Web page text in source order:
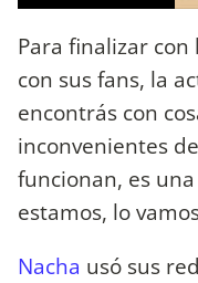
Para finalizar
con sus fans, la
encontrás con
inconvenientes
funcionan, es
estamos, lo
Nacha usó sus